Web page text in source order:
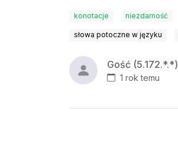
konotacje niezdarność
słowa potoczne w języku
Gość (5.172.*.*)
1 rok temu